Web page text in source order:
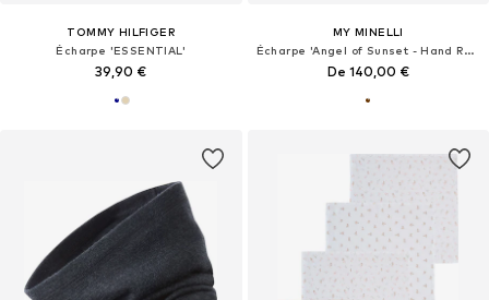
TOMMY HILFIGER
Écharpe 'ESSENTIAL'
39,90 €
MY MINELLI
Écharpe 'Angel of Sunset - Hand Rolled Silk Scarf'
De 140,00 €